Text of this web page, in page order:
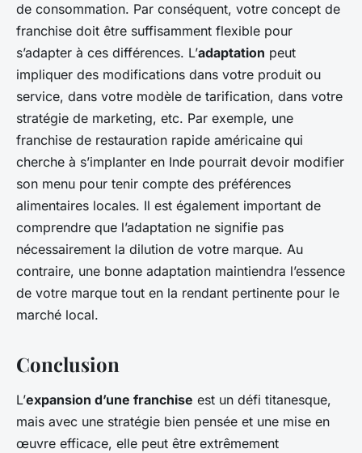
de consommation. Par conséquent, votre concept de
franchise doit être suffisamment flexible pour
s’adapter à ces différences. L’adaptation peut
impliquer des modifications dans votre produit ou
service, dans votre modèle de tarification, dans votre
stratégie de marketing, etc. Par exemple, une
franchise de restauration rapide américaine qui
cherche à s’implanter en Inde pourrait devoir modifier
son menu pour tenir compte des préférences
alimentaires locales. Il est également important de
comprendre que l’adaptation ne signifie pas
nécessairement la dilution de votre marque. Au
contraire, une bonne adaptation maintiendra l’essence
de votre marque tout en la rendant pertinente pour le
marché local.
Conclusion
L’expansion d’une franchise est un défi titanesque,
mais avec une stratégie bien pensée et une mise en
œuvre efficace, elle peut être extrêmement